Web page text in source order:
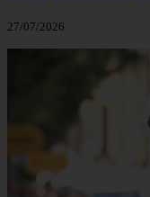
27/07/2026